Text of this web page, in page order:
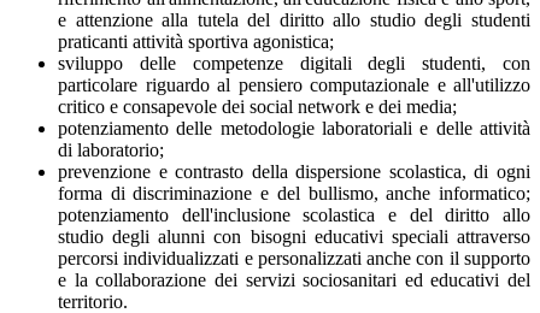
e attenzione alla tutela del diritto allo studio degli studenti
praticanti attività sportiva agonistica;
sviluppo delle competenze digitali degli studenti, con
particolare riguardo al pensiero computazionale e all'utilizzo
critico e consapevole dei social network e dei media;
potenziamento delle metodologie laboratoriali e delle attività
di laboratorio;
prevenzione e contrasto della dispersione scolastica, di ogni
forma di discriminazione e del bullismo, anche informatico;
potenziamento dell'inclusione scolastica e del diritto allo
studio degli alunni con bisogni educativi speciali attraverso
percorsi individualizzati e personalizzati anche con il supporto
e la collaborazione dei servizi sociosanitari ed educativi del
territorio.